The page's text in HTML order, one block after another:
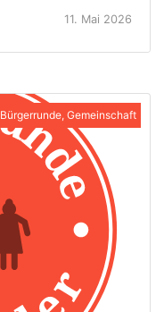
11. Mai 2026
Bürgerrunde, Gemeinschaft